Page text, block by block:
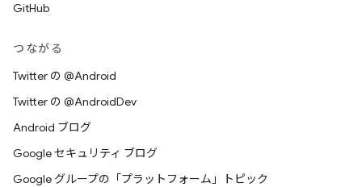
GitHub
つながる
Twitter の @Android
Twitter の @AndroidDev
Android ブログ
Google セキュリティ ブログ
Google グループの「プラットフォーム」トピック